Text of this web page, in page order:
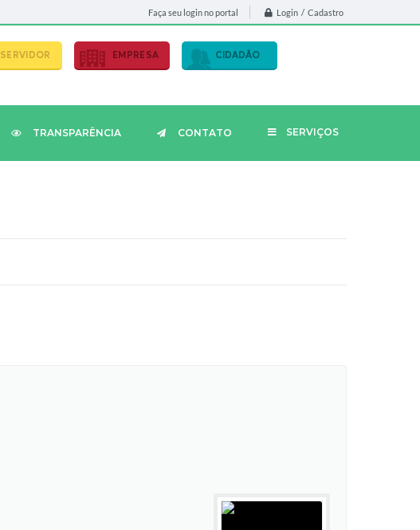
Faça seu login no portal Login / Cadastro
SERVIDOR EMPRESA CIDADÃO
TRANSPARÊNCIA CONTATO SERVIÇOS